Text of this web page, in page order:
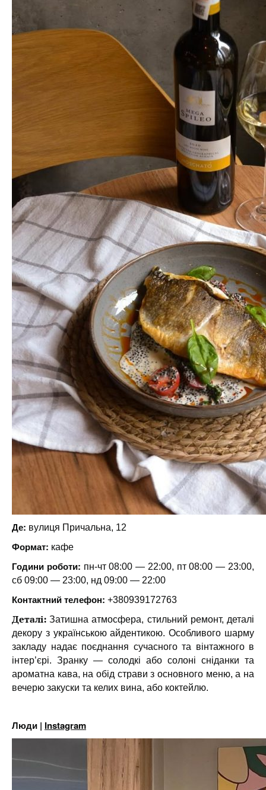
Де: вулиця Причальна, 12
Формат: кафе
Години роботи: пн-чт 08:00 — 22:00, пт 08:00 — 23:00,
сб 09:00 — 23:00, нд 09:00 — 22:00
Контактний телефон: +380939172763
Деталі: Затишна атмосфера, стильний ремонт, деталі
декору з українською айдентикою. Особливого шарму
закладу надає поєднання сучасного та вінтажного в
інтер’єрі. Зранку — солодкі або солоні сніданки та
ароматна кава, на обід страви з основного меню, а на
вечерю закуски та келих вина, або коктейлю.
Люди | Instagram